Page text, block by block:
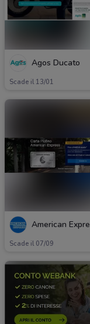
Agos Ducato
Scade il 13/01
American
Scade il 07/09